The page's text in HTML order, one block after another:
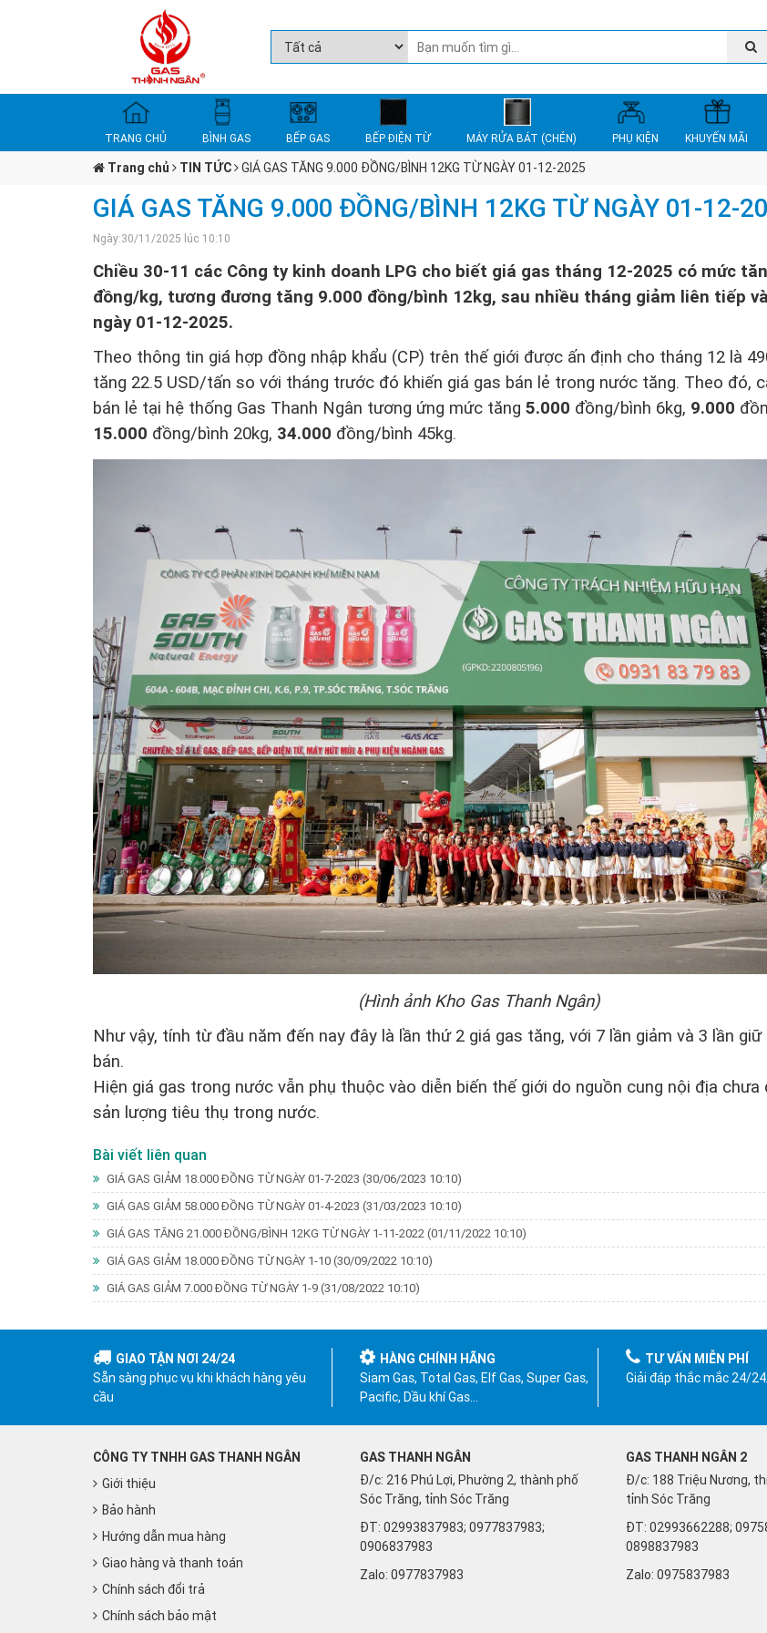
TRANG CHỦ BÌNH GAS BẾP GAS BẾP ĐIỆN TỪ MÁY RỬA BÁT (CHÉN) PHỤ KIỆN KHUYẾN MÃI
Trang chủ TIN TỨC GIÁ GAS TĂNG 9.000 ĐỒNG/BÌNH 12KG TỪ NGÀY 01-12-2025
GIÁ GAS TĂNG 9.000 ĐỒNG/BÌNH 12KG TỪ NGÀY 01-12-
Ngày:30/11/2025 lúc 10:10
Chiều 30-11 các Công ty kinh doanh LPG cho biết giá gas tháng 12-2025 có mức
đồng/kg, tương đương tăng 9.000 đồng/bình 12kg, sau nhiều tháng giảm liên tiếp
ngày 01-12-2025.
Theo thông tin giá hợp đồng nhập khẩu (CP) trên thế giới được ấn định cho tháng 12 là
tăng 22.5 USD/tấn so với tháng trước đó khiến giá gas bán lẻ trong nước tăng. Theo đó,
bán lẻ tại hệ thống Gas Thanh Ngân tương ứng mức tăng 5.000 đồng/bình 6kg, 9.000
15.000 đồng/bình 20kg, 34.000 đồng/bình 45kg.
(Hình ảnh Kho Gas Thanh Ngân)
Như vậy, tính từ đầu năm đến nay đây là lần thứ 2 giá gas tăng, với 7 lần giảm và 3 lần giữ
bán.
Hiện giá gas trong nước vẫn phụ thuộc vào diễn biến thế giới do nguồn cung nội địa chưa
sản lượng tiêu thụ trong nước.
Bài viết liên quan
GIÁ GAS GIẢM 18.000 ĐỒNG TỪ NGÀY 01-7-2023 (30/06/2023 10:10)
GIÁ GAS GIẢM 58.000 ĐỒNG TỪ NGÀY 01-4-2023 (31/03/2023 10:10)
GIÁ GAS TĂNG 21.000 ĐỒNG/BÌNH 12KG TỪ NGÀY 1-11-2022(01/11/2022 10:10)
GIÁ GAS GIẢM 18.000 ĐỒNG TỪ NGÀY 1-10(30/09/2022 10:10)
GIÁ GAS GIẢM 7.000 ĐỒNG TỪ NGÀY 1-9(31/08/2022 10:10)
GIAO TẬN NƠI 24/24
Sẵn sàng phục vụ khi khách hàng yêu
cầu
HÀNG CHÍNH HÃNG
Siam Gas, Total Gas, Elf Gas, Super Gas,
Pacific, Dầu khí Gas…
TƯ VẤN MIỄN PHÍ
Giải đáp thắc mắc 24/
CÔNG TY TNHH GAS THANH NGÂN
Giới thiệu
Bảo hành
Hướng dẫn mua hàng
Giao hàng và thanh toán
Chính sách đổi trả
Chính sách bảo mật
GAS THANH NGÂN
Đ/c: 216 Phú Lợi, Phường 2, thành phố
Sóc Trăng, tỉnh Sóc Trăng
ĐT: 02993837983; 0977837983;
0906837983
Zalo: 0977837983
GAS THANH NGÂN 2
Đ/c: 188 Triệu Nương,
tỉnh Sóc Trăng
ĐT: 02993662288;
0898837983
Zalo: 0975837983